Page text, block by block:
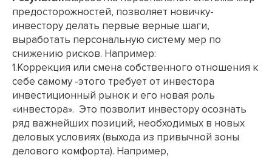
предосторожностей, позволяет новичку-
инвестору делать первые верные шаги,
выработать персональную систему мер по
снижению рисков. Например:
1.Коррекция или смена собственного отношения к
себе самому -этого требует от инвестора
инвестиционный рынок и его новая роль
«инвестора». Это позволит инвестору осознать
ряд важнейших позиций, необходимых в новых
деловых условиях (выхода из привычной зоны
делового комфорта). Например,